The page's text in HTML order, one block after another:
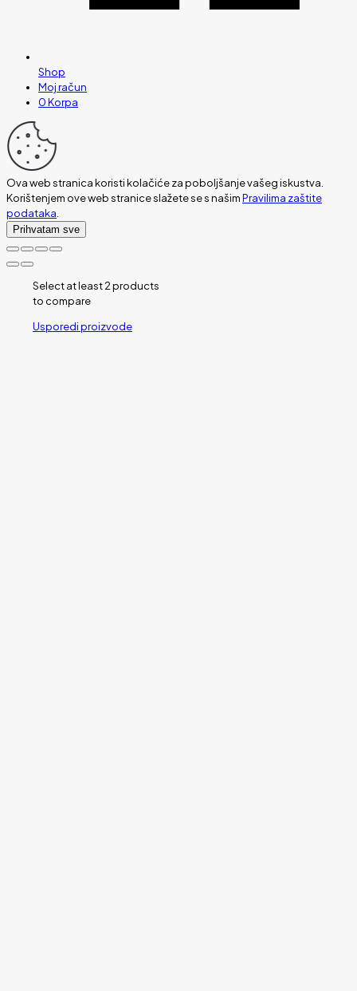
Shop
Moj račun
0Korpa
Ova web stranica koristi kolačiće za poboljšanje vašeg iskustva.
Korištenjem ove web stranice slažete se s našimPravilima zaštite
podataka.
Prihvatam sve
Select at least 2 products
to compare
Usporedi proizvode